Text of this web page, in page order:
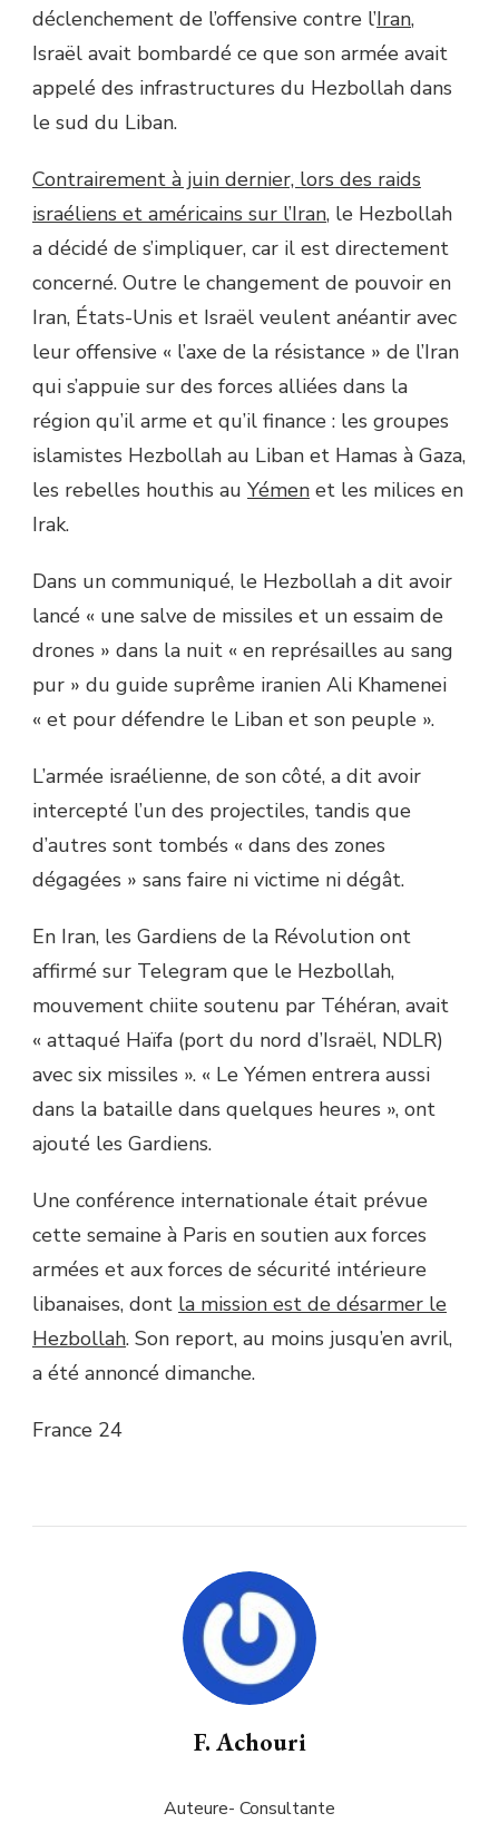
déclenchement de l’offensive contre l’Iran,
Israël avait bombardé ce que son armée avait
appelé des infrastructures du Hezbollah dans
le sud du Liban.
Contrairement à juin dernier, lors des raids
israéliens et américains sur l’Iran, le Hezbollah
a décidé de s’impliquer, car il est directement
concerné. Outre le changement de pouvoir en
Iran, États-Unis et Israël veulent anéantir avec
leur offensive « l’axe de la résistance » de l’Iran
qui s’appuie sur des forces alliées dans la
région qu’il arme et qu’il finance : les groupes
islamistes Hezbollah au Liban et Hamas à Gaza,
les rebelles houthis au Yémen et les milices en
Irak.
Dans un communiqué, le Hezbollah a dit avoir
lancé « une salve de missiles et un essaim de
drones » dans la nuit « en représailles au sang
pur » du guide suprême iranien Ali Khamenei
« et pour défendre le Liban et son peuple ».
L’armée israélienne, de son côté, a dit avoir
intercepté l’un des projectiles, tandis que
d’autres sont tombés « dans des zones
dégagées » sans faire ni victime ni dégât.
En Iran, les Gardiens de la Révolution ont
affirmé sur Telegram que le Hezbollah,
mouvement chiite soutenu par Téhéran, avait
« attaqué Haïfa (port du nord d’Israël, NDLR)
avec six missiles ». « Le Yémen entrera aussi
dans la bataille dans quelques heures », ont
ajouté les Gardiens.
Une conférence internationale était prévue
cette semaine à Paris en soutien aux forces
armées et aux forces de sécurité intérieure
libanaises, dont la mission est de désarmer le
Hezbollah. Son report, au moins jusqu’en avril,
a été annoncé dimanche.
France 24
F. Achouri
Auteure- Consultante